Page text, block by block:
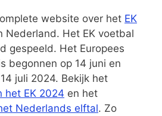
website over het EK
Nederland. Het EK voetbal
gespeeld. Het Europees
begonnen op 14 juni en
juli 2024. Bekijk het
het EK 2024 en het
Nederlands elftal. Zo